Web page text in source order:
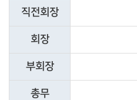
직전회장
회장
부회장
총무